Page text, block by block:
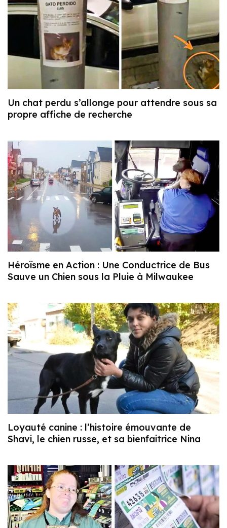
Un chat perdu s’allonge pour attendre sous sa
propre affiche de recherche
Héroïsme en Action : Une Conductrice de Bus
Sauve un Chien sous la Pluie à Milwaukee
Loyauté canine : l’histoire émouvante de
Shavi, le chien russe, et sa bienfaitrice Nina